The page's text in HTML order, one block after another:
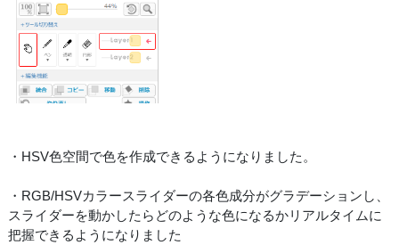
・HSV色空間で色を作成できるようになりました。
・RGB/HSVカラースライダーの各色成分がグラデーションし、
スライダーを動かしたらどのような色になるかリアルタイムに
把握できるようになりました